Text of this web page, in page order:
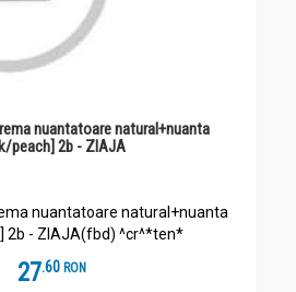
nuantatoare natural+nuanta
peach] 2b - ZIAJA
nuantatoare natural+nuanta
2b - ZIAJA(fbd) ^cr^*ten*
27.6 RON